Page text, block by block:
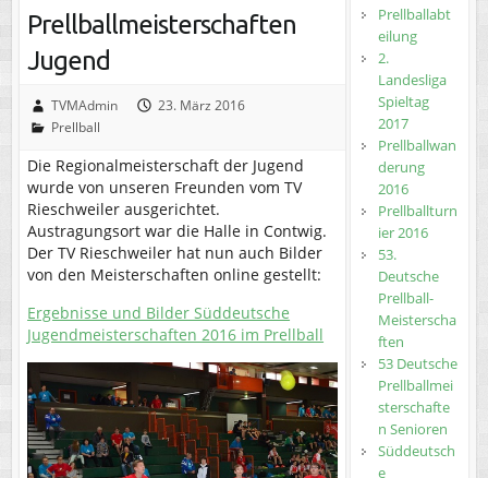
Prellballmeisterschaften
Jugend
TVMAdmin
23. März 2016
Prellball
Die Regionalmeisterschaft der Jugend
wurde von unseren Freunden vom TV
Rieschweiler ausgerichtet.
Austragungsort war die Halle in Contwig.
Der TV Rieschweiler hat nun auch Bilder
von den Meisterschaften online gestellt:
Ergebnisse und Bilder Süddeutsche
Jugendmeisterschaften 2016 im Prellball
Prellballabt
eilung
2.
Landesliga
Spieltag
2017
Prellballwan
derung
2016
Prellballturn
ier 2016
53.
Deutsche
Prellball-
Meisterscha
ften
53 Deutsche
Prellballmei
sterschafte
n Senioren
Süddeutsch
e